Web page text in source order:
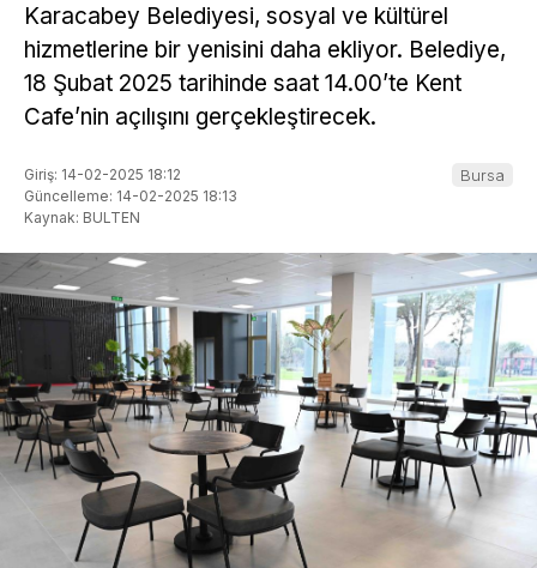
Karacabey Belediyesi, sosyal ve kültürel
hizmetlerine bir yenisini daha ekliyor. Belediye,
18 Şubat 2025 tarihinde saat 14.00’te Kent
Cafe’nin açılışını gerçekleştirecek.
Giriş: 14-02-2025 18:12
Güncelleme: 14-02-2025 18:13
Kaynak: BULTEN
Bursa